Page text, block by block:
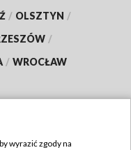
/ OLSZTYN /
/
/ WROCŁAW
wyrazić zgody na